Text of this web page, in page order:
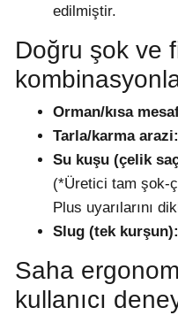
edilmiştir.
Doğru şok ve
Orman/kısa
Tarla/karma arazi:
Su kuşu (çelik
(*Üretici tam şok-
Plus uyarılarını
Slug (tek kurşun):
Saha
kullanıcı